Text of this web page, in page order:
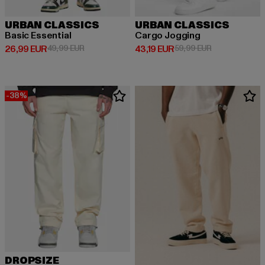
URBAN CLASSICS
Basic Essential
26,99 EUR
Ajankohtainen hinta: 26,99 EUR
49,99 EURKampanjahinta: 49,99 EUR
URBAN CLASSICS
Cargo Jogging
43,19 EUR
Ajankohtainen hinta: 43,19 EUR
59,99 EUR
-38%
DROPSIZE